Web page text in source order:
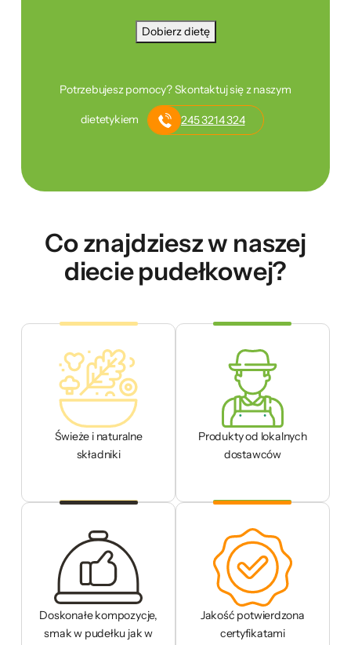
Dobierz dietę
Potrzebujesz pomocy? Skontaktuj się z naszym
dietetykiem 245 3214 324
Co znajdziesz w naszej
diecie pudełkowej?
Świeże i naturalne
składniki
Produkty od lokalnych
dostawców
Doskonałe kompozycje,
smak w pudełku jak w
Jakość potwierdzona
certyfikatami